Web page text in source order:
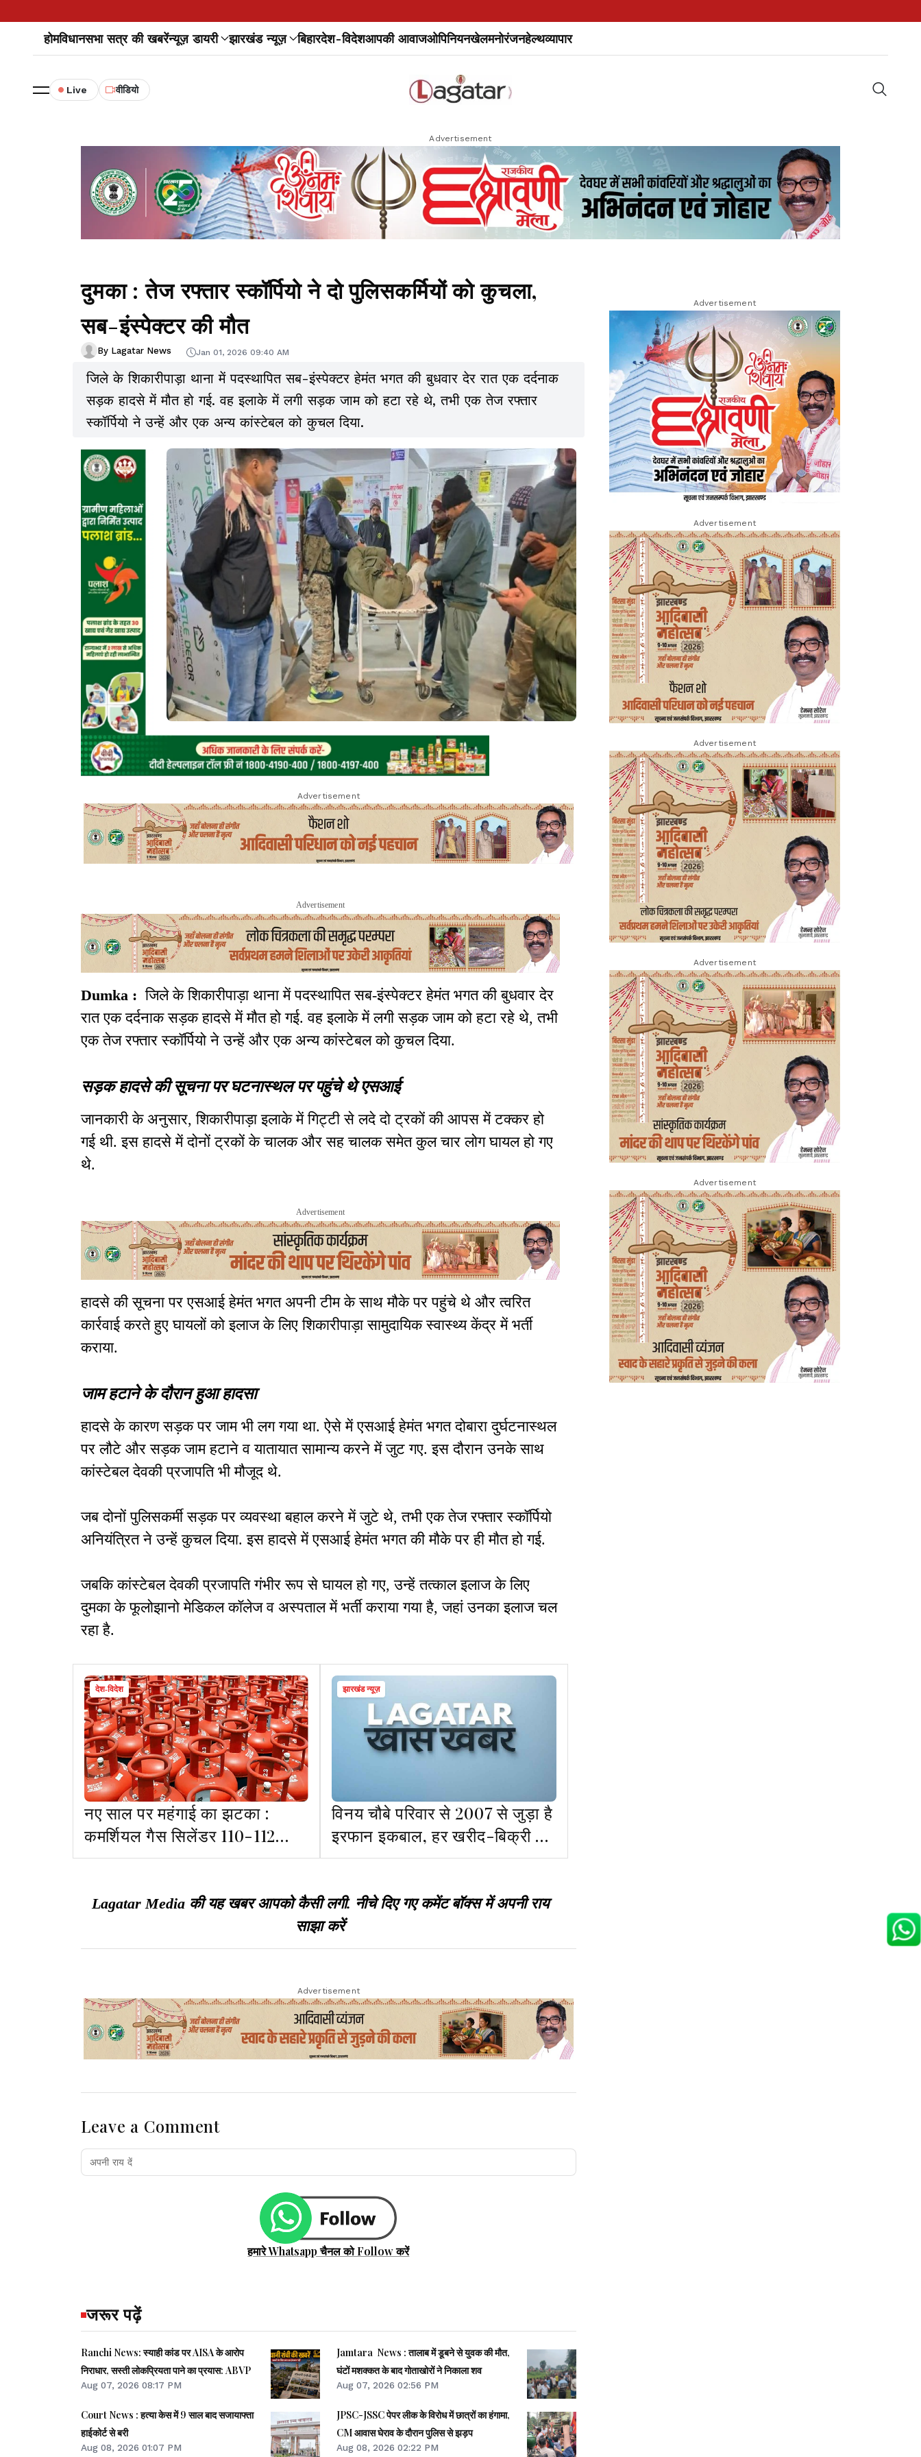
होमविधानसभा सत्र की खबरेंन्यूज़ डायरी झारखंड न्यूज़ बिहारदेश-विदेशआपकी आवाजओपिनियनखेलमनोरंजनहेल्थव्यापार
Live वीडियो
Advertisement
दुमका : तेज रफ्तार स्कॉर्पियो ने दो पुलिसकर्मियों को कुचला,
सब-इंस्पेक्टर की मौत
By Lagatar News Jan 01, 2026 09:40 AM
जिले के शिकारीपाड़ा थाना में पदस्थापित सब-इंस्पेक्टर हेमंत भगत की बुधवार देर रात एक दर्दनाक
सड़क हादसे में मौत हो गई. वह इलाके में लगी सड़क जाम को हटा रहे थे, तभी एक तेज रफ्तार
स्कॉर्पियो ने उन्हें और एक अन्य कांस्टेबल को कुचल दिया.
Advertisement
Advertisement
Dumka :जिले के शिकारीपाड़ा थाना में पदस्थापित सब-इंस्पेक्टर हेमंत भगत की बुधवार देर
रात एक दर्दनाक सड़क हादसे में मौत हो गई. वह इलाके में लगी सड़क जाम को हटा रहे थे, तभी
एक तेज रफ्तार स्कॉर्पियो ने उन्हें और एक अन्य कांस्टेबल को कुचल दिया.
सड़क हादसे की सूचना पर घटनास्थल पर पहुंचे थे एसआई
जानकारी के अनुसार, शिकारीपाड़ा इलाके में गिट्टी से लदे दो ट्रकों की आपस में टक्कर हो
गई थी. इस हादसे में दोनों ट्रकों के चालक और सह चालक समेत कुल चार लोग घायल हो गए
थे.
Advertisement
हादसे की सूचना पर एसआई हेमंत भगत अपनी टीम के साथ मौके पर पहुंचे थे और त्वरित
कार्रवाई करते हुए घायलों को इलाज के लिए शिकारीपाड़ा सामुदायिक स्वास्थ्य केंद्र में भर्ती
कराया.
जाम हटाने के दौरान हुआ हादसा
हादसे के कारण सड़क पर जाम भी लग गया था. ऐसे में एसआई हेमंत भगत दोबारा दुर्घटनास्थल
पर लौटे और सड़क जाम हटाने व यातायात सामान्य करने में जुट गए. इस दौरान उनके साथ
कांस्टेबल देवकी प्रजापति भी मौजूद थे.
जब दोनों पुलिसकर्मी सड़क पर व्यवस्था बहाल करने में जुटे थे, तभी एक तेज रफ्तार स्कॉर्पियो
अनियंत्रित ने उन्हें कुचल दिया. इस हादसे में एसआई हेमंत भगत की मौके पर ही मौत हो गई.
जबकि कांस्टेबल देवकी प्रजापति गंभीर रूप से घायल हो गए, उन्हें तत्काल इलाज के लिए
दुमका के फूलोझानो मेडिकल कॉलेज व अस्पताल में भर्ती कराया गया है, जहां उनका इलाज चल
रहा है.
देश-विदेश
नए साल पर महंगाई का झटका :
कमर्शियल गैस सिलेंडर 110-112
रुपये महंगा, रांची में कीमत 1,844.50
झारखंड न्यूज़
विनय चौबे परिवार से 2007 से जुड़ा है
इरफान इकबाल, हर खरीद-बिक्री में
गवाह
Lagatar Media की यह खबर आपको कैसी लगी. नीचे दिए गए कमेंट बॉक्स में अपनी राय
साझा करें
Advertisement
Leave a Comment
हमारे Whatsapp चैनल को Follow करें
जरूर पढ़ें
Ranchi News: स्याही कांड पर AISA के आरोप
निराधार, सस्ती लोकप्रियता पाने का प्रयास: ABVP
Aug 07, 2026 08:17 PM
Court News : हत्या केस में 9 साल बाद सजायाफ्ता
हाईकोर्ट से बरी
Aug 08, 2026 01:07 PM
Jamtara News : तालाब में डूबने से युवक की मौत,
घंटों मशक्कत के बाद गोताखोरों ने निकाला शव
Aug 07, 2026 02:56 PM
JPSC-JSSC पेपर लीक के विरोध में छात्रों का हंगामा,
CM आवास घेराव के दौरान पुलिस से झड़प
Aug 08, 2026 02:22 PM
Advertisement
Advertisement
Advertisement
Advertisement
Advertisement